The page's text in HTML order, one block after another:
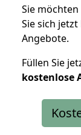
Sie möchten
Sie sich
Angebote.
Füllen Sie
kostenlose